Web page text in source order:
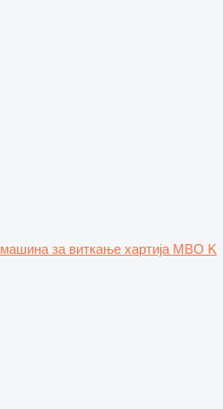
машина за виткање хартија MBO K